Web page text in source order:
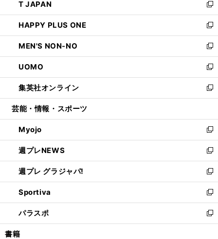
く
で
開
く
ド
ウ
で
開
く
ィ
ン
ド
ウ
で
開
く
い
ウ
ィ
ン
ド
ウ
で
開
く
T JAPAN
新
し
い
ウ
ィ
ン
ド
ウ
で
開
HAPPY PLUS ONE
新
し
い
ウ
ィ
ン
ド
ウ
開
く
MEN'S NON-NO
新
し
い
ウ
ィ
ン
ウ
で
開
く
UOMO
新
し
い
ウ
ン
ド
ウ
で
開
く
集英社オンライン
新
し
ウ
ィ
ン
ド
ウ
で
開
く
芸能・情報・スポーツ
Myojo
新
し
い
ウ
ィ
ン
ド
ウ
で
開
週プレNEWS
新
し
い
ウ
ィ
ン
ド
ウ
週プレ グラジャパ!
新
し
い
ウ
ィ
ン
Sportiva
新
し
い
ウ
パラスポ
新
し
書籍